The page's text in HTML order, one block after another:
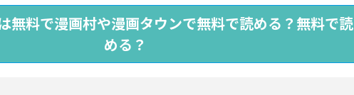
無料で漫画村や漫画タウンで無料で読める？無料で読
める？